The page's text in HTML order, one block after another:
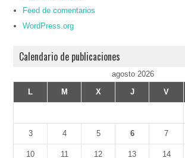
Feed de comentarios
WordPress.org
Calendario de publicaciones
agosto 2026
L
M X J V
3 4 5 6 7
10 11 12 13 14